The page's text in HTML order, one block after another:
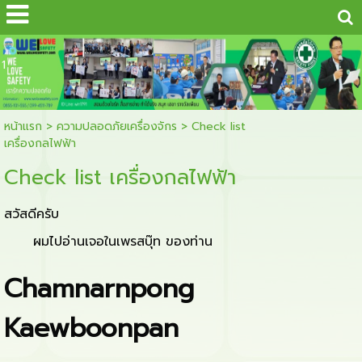
...
1
หน้าแรก > ความปลอดภัยเครื่องจักร > Check list
เครื่องกลไฟฟ้า
Check list เครื่องกลไฟฟ้า
สวัสดีครับ
ผมไปอ่านเจอในเพรสบุ๊ท ของท่าน
Chamnarnpong
Kaewboonpan